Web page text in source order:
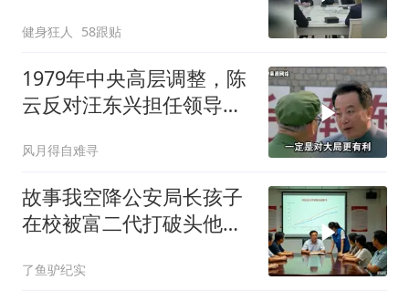
健身狂人 58跟贴
1979年中央高层调整，陈
云反对汪东兴担任领导职
风月得自难寻
故事我空降公安局长孩子
在校被富二代打破头他爹
了鱼驴纪实